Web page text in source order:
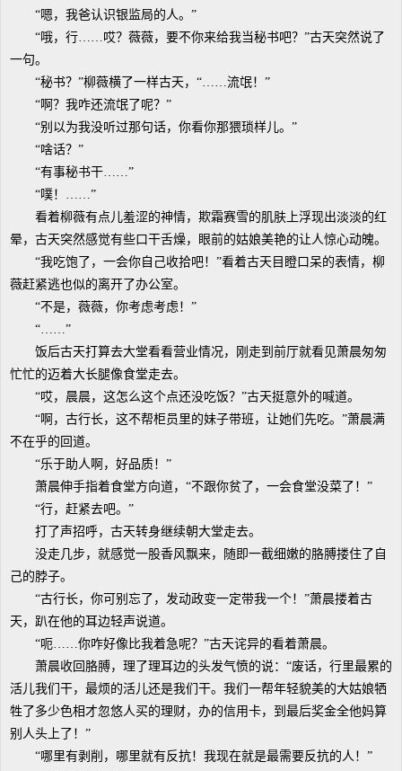
“嗯，我爸认识银监局的人。”
“哦，行……哎？薇薇，要不你来给我当秘书吧？”古天突然说了
一句。
“秘书？”柳薇横了一样古天，“……流氓！”
“啊？我咋还流氓了呢？”
“别以为我没听过那句话，你看你那猥琐样儿。”
“啥话？”
“有事秘书干……”
“噗！……”
看着柳薇有点儿羞涩的神情，欺霜赛雪的肌肤上浮现出淡淡的红
晕，古天突然感觉有些口干舌燥，眼前的姑娘美艳的让人惊心动魄。
“我吃饱了，一会你自己收拾吧！”看着古天目瞪口呆的表情，柳
薇赶紧逃也似的离开了办公室。
“不是，薇薇，你考虑考虑！”
“……”
饭后古天打算去大堂看看营业情况，刚走到前厅就看见萧晨匆匆
忙忙的迈着大长腿像食堂走去。
“哎，晨晨，这怎么这个点还没吃饭？”古天挺意外的喊道。
“啊，古行长，这不帮柜员里的妹子带班，让她们先吃。”萧晨满
不在乎的回道。
“乐于助人啊，好品质！”
萧晨伸手指着食堂方向道，“不跟你贫了，一会食堂没菜了！”
“行，赶紧去吧。”
打了声招呼，古天转身继续朝大堂走去。
没走几步，就感觉一股香风飘来，随即一截细嫩的胳膊搂住了自
己的脖子。
“古行长，你可别忘了，发动政变一定带我一个！”萧晨搂着古
天，趴在他的耳边轻声说道。
“呃……你咋好像比我着急呢？”古天诧异的看着萧晨。
萧晨收回胳膊，理了理耳边的头发气愤的说：“废话，行里最累的
活儿我们干，最烦的活儿还是我们干。我们一帮年轻貌美的大姑娘牺
牲了多少色相才忽悠人买的理财，办的信用卡，到最后奖金全他妈算
别人头上了！”
“哪里有剥削，哪里就有反抗！我现在就是最需要反抗的人！”